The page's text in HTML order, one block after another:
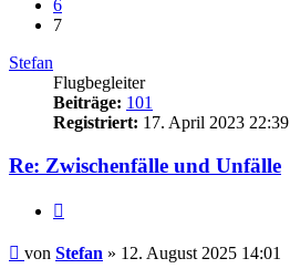
6
7
Stefan
Flugbegleiter
Beiträge: 101
Registriert: 17. April 2023 22:39
Re: Zwischenfälle und Unfälle
Ungelesener
von Stefan » 12. August 2025 14:01